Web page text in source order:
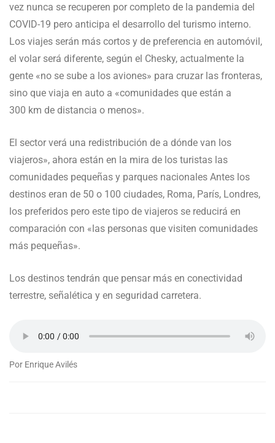
vez nunca se recuperen por completo de la pandemia del
COVID-19 pero anticipa el desarrollo del turismo interno.
Los viajes serán más cortos y de preferencia en automóvil,
el volar será diferente, según el Chesky, actualmente la
gente «no se sube a los aviones» para cruzar las fronteras,
sino que viaja en auto a «comunidades que están a
300 km de distancia o menos».
El sector verá una redistribución de a dónde van los
viajeros», ahora están en la mira de los turistas las
comunidades pequeñas y parques nacionales Antes los
destinos eran de 50 o 100 ciudades, Roma, París, Londres,
los preferidos pero este tipo de viajeros se reducirá en
comparación con «las personas que visiten comunidades
más pequeñas».
Los destinos tendrán que pensar más en conectividad
terrestre, señalética y en seguridad carretera.
Por Enrique Avilés